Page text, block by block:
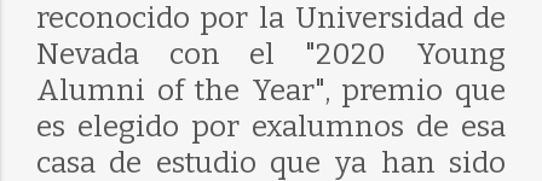
reconocido por la Universidad de
Nevada con el "2020 Young
Alumni of the Year", premio que
es elegido por exalumnos de esa
casa de estudio que ya han sido